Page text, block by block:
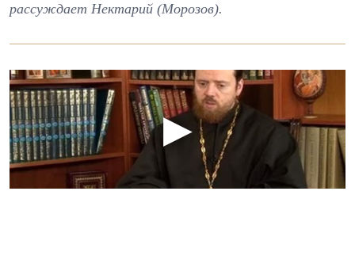
рассуждает Нектарий (Морозов).